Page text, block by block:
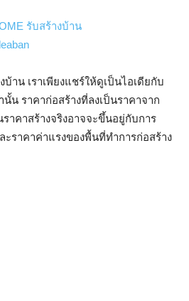
รับสร้างบ้าน
าน เราเพียงแชร์ให้ดูเป็นไอเดียกับ
น ราคาก่อสร้างที่ลงเป็นราคาจาก
าคาสร้างจริงอาจจะขึ้นอยู่กับการ
ะราคาค่าแรงของพื้นที่ทำการก่อสร้าง